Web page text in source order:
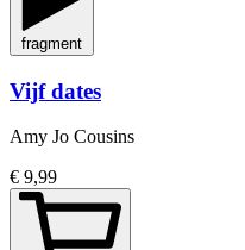
fragment
Vijf dates
Amy Jo Cousins
€ 9,99